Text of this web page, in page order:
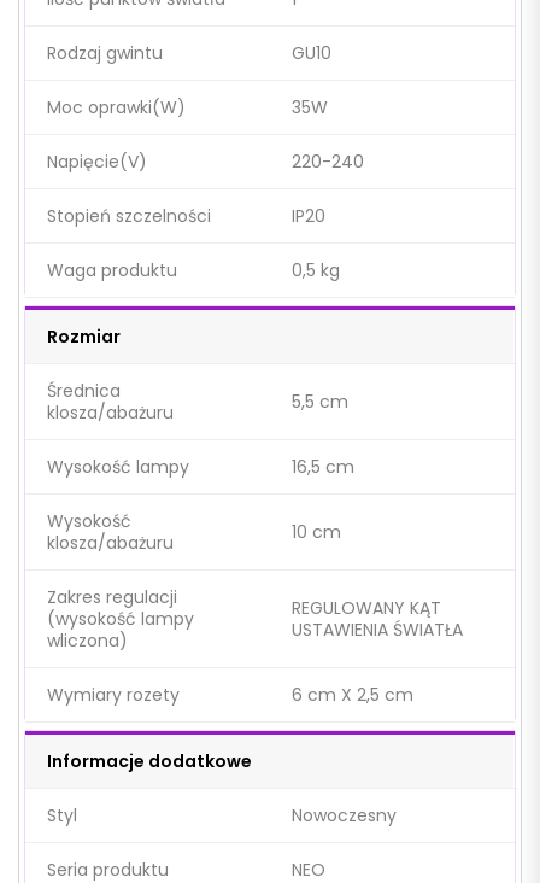
Rodzaj gwintu GU10
Moc oprawki(W) 35W
Napięcie(V) 220-240
Stopień szczelności IP20
Waga produktu 0,5 kg
Rozmiar
Średnica
klosza/abażuru
5,5 cm
Wysokość lampy 16,5 cm
Wysokość
klosza/abażuru
10 cm
Zakres regulacji
(wysokość lampy
wliczona)
REGULOWANY KĄT
USTAWIENIA ŚWIATŁA
Wymiary rozety 6 cm X 2,5 cm
Informacje dodatkowe
Styl Nowoczesny
Seria produktu NEO